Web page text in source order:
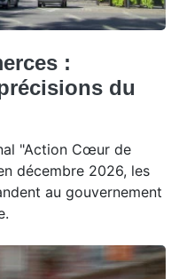
:
du
"Action Cœur de
décembre 2026, les
au gouvernement